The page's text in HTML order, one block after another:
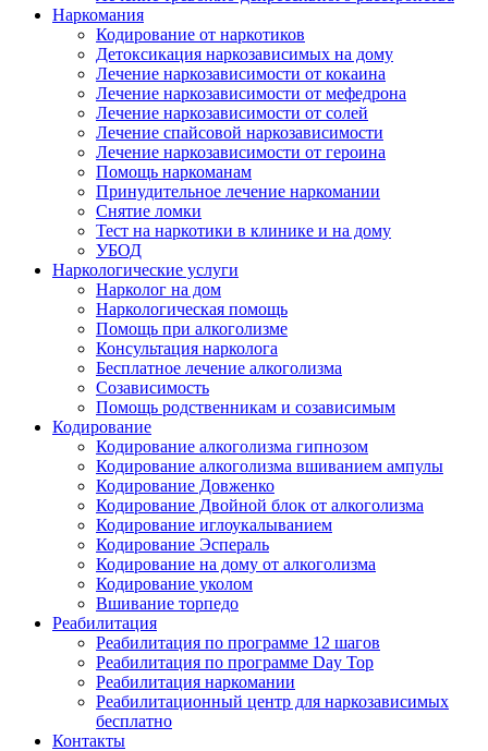
Наркомания
Кодирование от наркотиков
Детоксикация наркозависимых на дому
Лечение наркозависимости от кокаина
Лечение наркозависимости от мефедрона
Лечение наркозависимости от солей
Лечение спайсовой наркозависимости
Лечение наркозависимости от героина
Помощь наркоманам
Принудительное лечение наркомании
Снятие ломки
Тест на наркотики в клинике и на дому
УБОД
Наркологические услуги
Нарколог на дом
Наркологическая помощь
Помощь при алкоголизме
Консультация нарколога
Бесплатное лечение алкоголизма
Созависимость
Помощь родственникам и созависимым
Кодирование
Кодирование алкоголизма гипнозом
Кодирование алкоголизма вшиванием ампулы
Кодирование Довженко
Кодирование Двойной блок от алкоголизма
Кодирование иглоукалыванием
Кодирование Эспераль
Кодирование на дому от алкоголизма
Кодирование уколом
Вшивание торпедо
Реабилитация
Реабилитация по программе 12 шагов
Реабилитация по программе Day Top
Реабилитация наркомании
Реабилитационный центр для наркозависимых
бесплатно
Контакты